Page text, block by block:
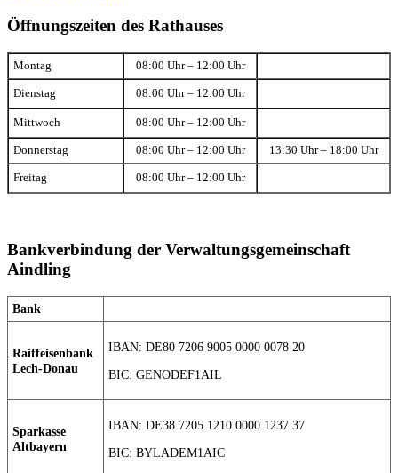
Öffnungszeiten des Rathauses
Montag 08:00 Uhr – 12:00 Uhr
Dienstag 08:00 Uhr – 12:00 Uhr
Mittwoch 08:00 Uhr – 12:00 Uhr
Donnerstag 08:00 Uhr – 12:00 Uhr 13:30 Uhr – 18:00 Uhr
Freitag 08:00 Uhr – 12:00 Uhr
Bankverbindung der Verwaltungsgemeinschaft
Aindling
Bank
Raiffeisenbank
Lech-Donau
IBAN: DE80 7206 9005 0000 0078 20
BIC: GENODEF1AIL
Sparkasse
Altbayern
IBAN: DE38 7205 1210 0000 1237 37
BIC: BYLADEM1AIC